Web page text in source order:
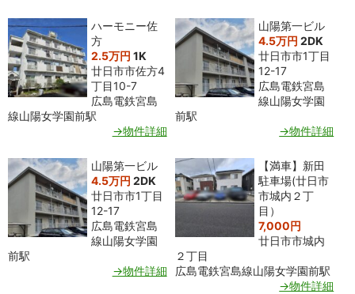
ハーモニー佐
方
2.5万円 1K
廿日市市佐方4
丁目10-7
広島電鉄宮島
線山陽女学園前駅
→物件詳細
山陽第一ビル
4.5万円 2DK
廿日市市1丁目
12-17
広島電鉄宮島
線山陽女学園
前駅
→物件詳細
山陽第一ビル
4.5万円 2DK
廿日市市1丁目
12-17
広島電鉄宮島
線山陽女学園
前駅
→物件詳細
【満車】新田
駐車場(廿日市
市城内２丁
目）
7,000円
廿日市市城内
２丁目
広島電鉄宮島線山陽女学園前駅
→物件詳細